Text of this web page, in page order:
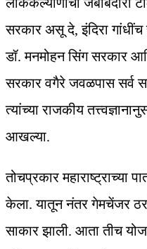
सरकार असू दे, इंदिरा
डॉ. मनमोहन सिंग सरकार
सरकार वगैरे जवळपास सर्व
त्यांच्या राजकीय
आखल्या.
तोचप्रकार महाराष्ट्राच्या
केला. यातून नंतर गेमचेंजर
साकार झाली. आता तीच